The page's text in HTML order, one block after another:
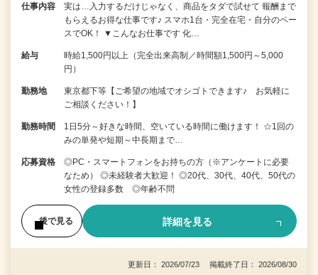
仕事内容
実は…入力するだけじゃなく、商品をタダで試せて 報酬まで
もらえるお得な仕事です♪ スマホ1台・完全在宅・自分のペー
スでOK！ ▼こんなお仕事です 化…
給与
時給1,500円以上（完全出来高制／時間額1,500円～5,000
円）
勤務地
東京都下等【ご希望の地域でオシゴトできます♪ お気軽に
ご相談ください！】
勤務時間
1日5分～好きな時間、空いている時間に働けます！ ☆1回の
みの単発や短期～中長期まで…
応募資格
◎PC・スマートフォンをお持ちの方（※アンケートに必要
なため） ◎未経験者大歓迎！ ◎20代、30代、40代、50代の
女性の登録多数 ◎年齢不問
後で見る 詳細を見る
更新日： 2026/07/23 掲載終了日： 2026/08/30